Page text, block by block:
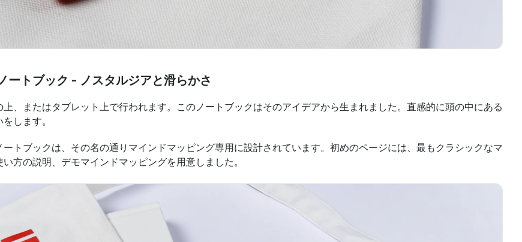
ートブック - ノスタルジアと滑らかさ
、またはタブレット上で行われます。このノートブックはそのアイデアから生まれました。直感的に頭の中にある
します。
トブックは、その名の通りマインドマッピング専用に設計されています。初めのページには、最もクラシックなマ
方の説明、デモマインドマッピングを用意しました。